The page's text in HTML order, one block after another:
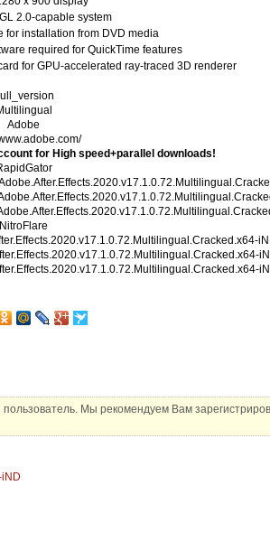
2.0-capable system
for installation from DVD media
required for QuickTime features
for GPU-accelerated ray-traced 3D renderer
Adobe
for High speed+parallel downloads!
NitroFlare
Мы рекомендуем Вам